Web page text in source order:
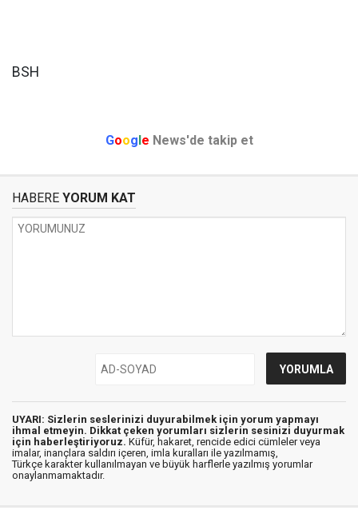
BSH
Google News'de takip et
HABERE YORUM KAT
UYARI: Sizlerin seslerinizi duyurabilmek için yorum yapmayı
ihmal etmeyin. Dikkat çeken yorumları sizlerin sesinizi duyurmak
için haberleştiriyoruz. Küfür, hakaret, rencide edici cümleler veya
imalar, inançlara saldırı içeren, imla kuralları ile yazılmamış,
Türkçe karakter kullanılmayan ve büyük harflerle yazılmış yorumlar
onaylanmamaktadır.